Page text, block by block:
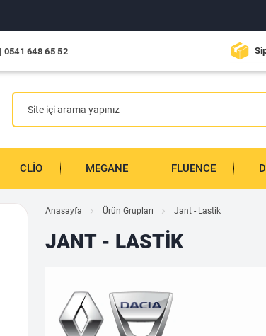
0541 648 65 52
CLIO MEGANE FLUENCE
Anasayfa Ürün Grupları Jant - Lastik
JANT - LASTIK